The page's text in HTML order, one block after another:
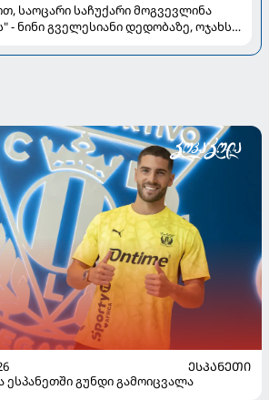
საოცარი საჩუქარი მოგვევლინა
- ნინი გველესიანი დედობაზე, ოჯახსა
ᲔᲡᲞᲐᲜᲔᲗᲘ
ესპანეთში გუნდი გამოიცვალა